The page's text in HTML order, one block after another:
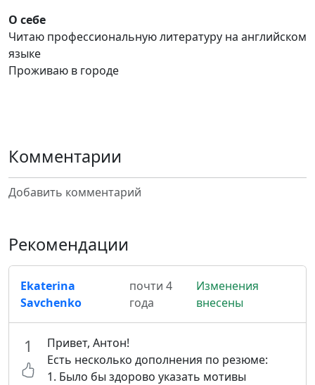
О себе
Читаю профессиональную литературу на английском
языке
Проживаю в городе
Комментарии
Добавить комментарий
Рекомендации
Ekaterina
Savchenko
почти 4
года
Изменения
внесены
1
Привет, Антон!
Есть несколько дополнения по резюме:
1. Было бы здорово указать мотивы